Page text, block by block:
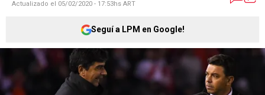
Actualizado el 05/02/2020 - 17:53hs ART
Seguí a LPM en Google!